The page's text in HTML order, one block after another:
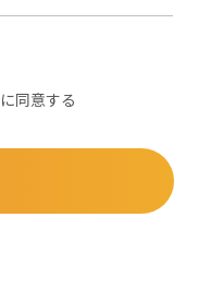
に同意する